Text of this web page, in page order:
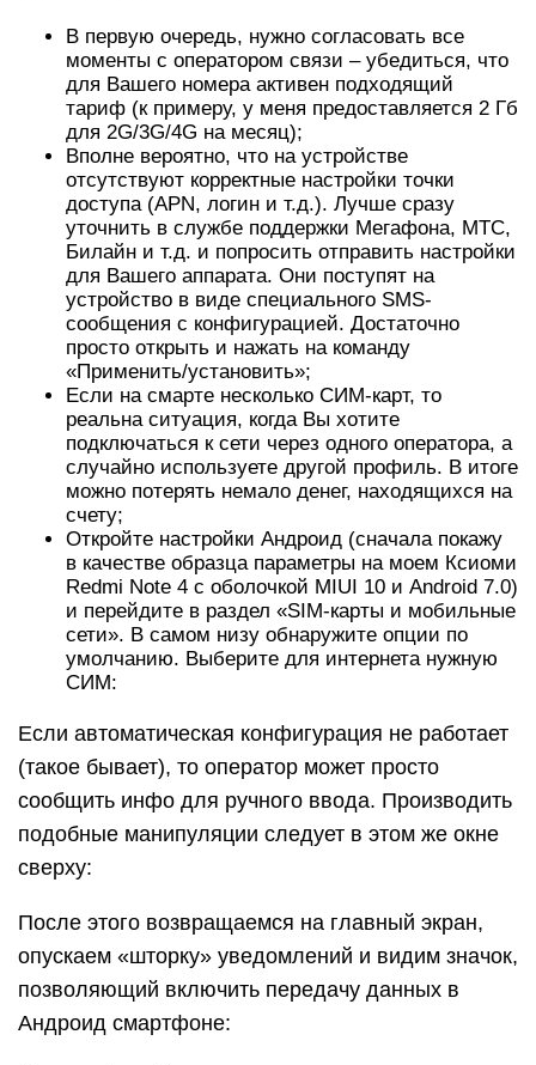
В первую очередь, нужно согласовать все
моменты с оператором связи – убедиться, что
для Вашего номера активен подходящий
тариф (к примеру, у меня предоставляется 2 Гб
для 2G/3G/4G на месяц);
Вполне вероятно, что на устройстве
отсутствуют корректные настройки точки
доступа (APN, логин и т.д.). Лучше сразу
уточнить в службе поддержки Мегафона, МТС,
Билайн и т.д. и попросить отправить настройки
для Вашего аппарата. Они поступят на
устройство в виде специального SMS-
сообщения с конфигурацией. Достаточно
просто открыть и нажать на команду
«Применить/установить»;
Если на смарте несколько СИМ-карт, то
реальна ситуация, когда Вы хотите
подключаться к сети через одного оператора, а
случайно используете другой профиль. В итоге
можно потерять немало денег, находящихся на
счету;
Откройте настройки Андроид (сначала покажу
в качестве образца параметры на моем Ксиоми
Redmi Note 4 с оболочкой MIUI 10 и Android 7.0)
и перейдите в раздел «SIM-карты и мобильные
сети». В самом низу обнаружите опции по
умолчанию. Выберите для интернета нужную
СИМ:
Если автоматическая конфигурация не работает
(такое бывает), то оператор может просто
сообщить инфо для ручного ввода. Производить
подобные манипуляции следует в этом же окне
сверху:
После этого возвращаемся на главный экран,
опускаем «шторку» уведомлений и видим значок,
позволяющий включить передачу данных в
Андроид смартфоне: